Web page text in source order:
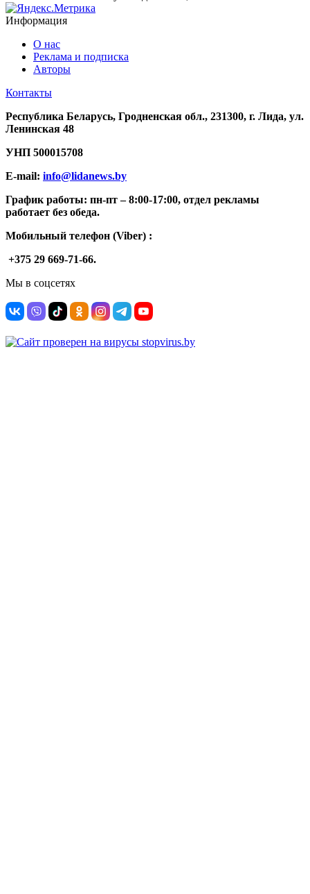
Информация
О нас
Реклама и подписка
Авторы
Контакты
Республика Беларусь, Гродненская обл., 231300, г. Лида, ул.
Ленинская 48
УНП 500015708
E-mail: info@lidanews.by
График работы: пн-пт –8:00-17:00, отдел рекламы
работает без обеда.
Мобильный телефон (Viber) :
+375 29 669-71-66.
Мы в соцсетях